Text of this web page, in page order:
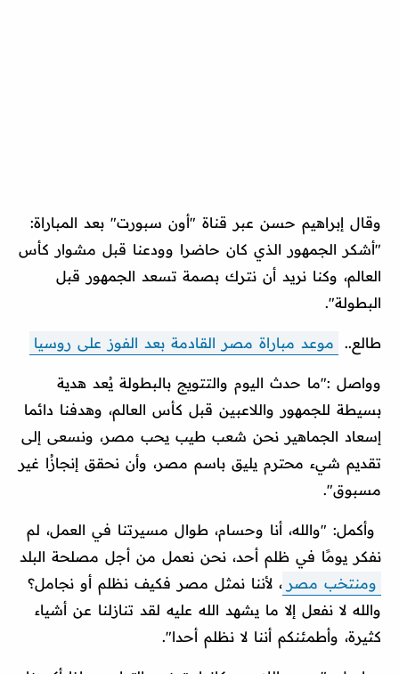
وقال إبراهيم حسن عبر قناة "أون سبورت" بعد المباراة:
"أشكر الجمهور الذي كان حاضرا وودعنا قبل مشوار كأس
العالم، وكنا نريد أن نترك بصمة تسعد الجمهور قبل
البطولة".
طالع.. موعد مباراة مصر القادمة بعد الفوز على روسيا
وواصل :"ما حدث اليوم والتتويج بالبطولة يُعد هدية
بسيطة للجمهور واللاعبين قبل كأس العالم، وهدفنا دائما
إسعاد الجماهير نحن شعب طيب يحب مصر، ونسعى إلى
تقديم شيء محترم يليق باسم مصر، وأن نحقق إنجازُا غير
مسبوق".
وأكمل: "والله، أنا وحسام، طوال مسيرتنا في العمل، لم
نفكر يومًا في ظلم أحد، نحن نعمل من أجل مصلحة البلد
ومنتخب مصر ، لأننا نمثل مصر فكيف نظلم أو نجامل؟
والله لا نفعل إلا ما يشهد الله عليه لقد تنازلنا عن أشياء
كثيرة، وأطمئنكم أننا لا نظلم أحدا".